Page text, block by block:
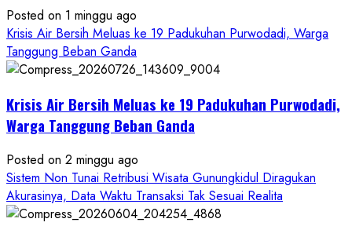
Seret
Oknum
Wartawan
Posted on 1 minggu ago
Krisis Air Bersih Meluas ke 19 Padukuhan Purwodadi, Warga
Tanggung Beban Ganda
Krisis Air Bersih Meluas ke 19 Padukuhan Purwodadi,
Warga Tanggung Beban Ganda
Posted on 2 minggu ago
Sistem Non Tunai Retribusi Wisata Gunungkidul Diragukan
Akurasinya, Data Waktu Transaksi Tak Sesuai Realita